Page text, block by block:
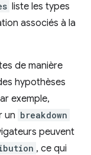
liste les types
associés à la
de manière
hypothèses
exemple,
un breakdown
peuvent
, ce qui